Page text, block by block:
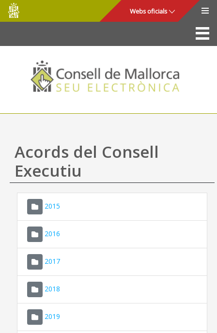
Salta al contingut principal
Consell
de
Mallorca
Webs oficials
La Seu
Consell de Mallorca
Accés i seguretat
Utilitats
Ajuda
Acords del Consell
Executiu
2015
2016
2017
2018
2019